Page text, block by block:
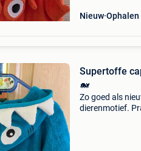
Nieuw Ophalen
Supertoffe
🐋
Zo goed als
dierenmotief.